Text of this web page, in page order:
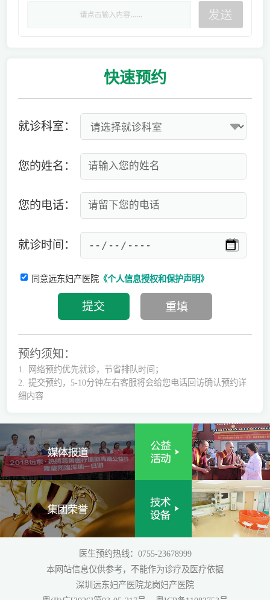
快速预约
就诊科室：
您的姓名：
您的电话：
就诊时间：
同意远东妇产医院《个人信息授权和保护声明》
预约须知：
1. 网络预约优先就诊，节省排队时间；
2. 提交预约，5-10分钟左右客服将会给您电话回访确认预约详
细内容
医生预约热线：0755-23678999
本网站信息仅供参考，不能作为诊疗及医疗依据
深圳远东妇产医院龙岗妇产医院